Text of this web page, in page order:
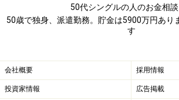
50代シングルの人のお金相談
50歳で独身、派遣勤務。貯金は5900万円あり
す
会社概要 採用情報
投資家情報 広告掲載